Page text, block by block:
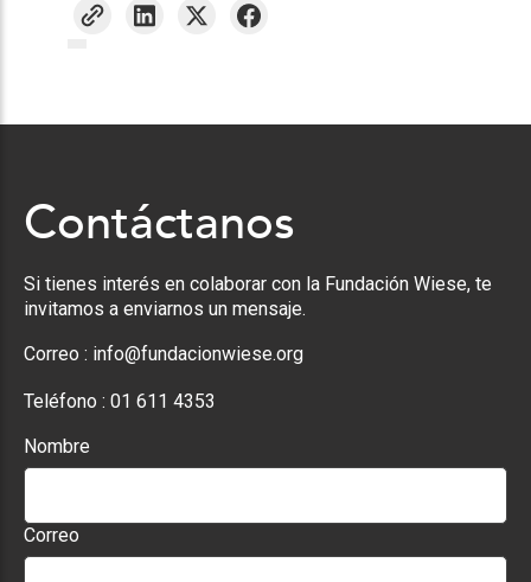
Contáctanos
Si tienes interés en colaborar con la Fundación Wiese, te
invitamos a enviarnos un mensaje.
Correo : info@fundacionwiese.org
Teléfono : 01 611 4353
Nombre
Correo